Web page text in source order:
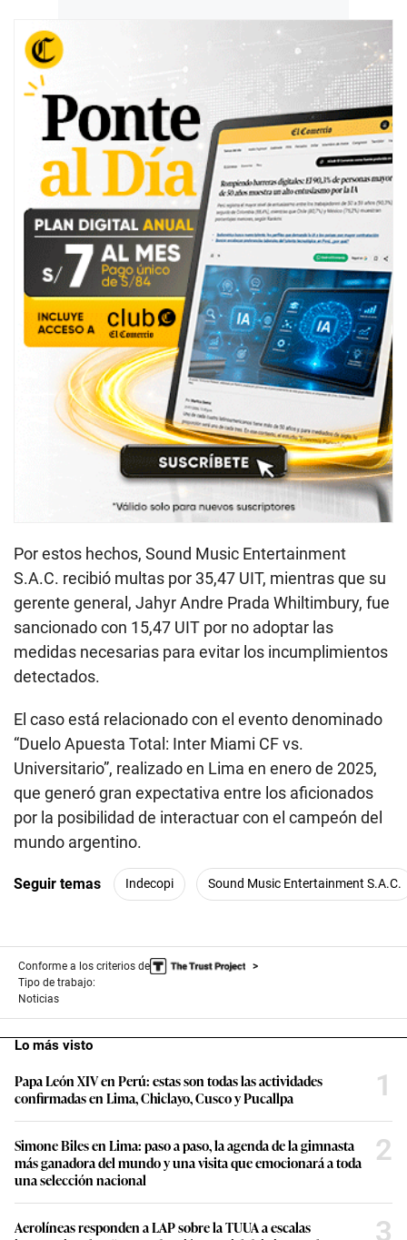
Por estos hechos, Sound Music Entertainment
S.A.C. recibió multas por 35,47 UIT, mientras que su
gerente general, Jahyr Andre Prada Whiltimbury, fue
sancionado con 15,47 UIT por no adoptar las
medidas necesarias para evitar los incumplimientos
detectados.
El caso está relacionado con el evento denominado
“Duelo Apuesta Total: Inter Miami CF vs.
Universitario”, realizado en Lima en enero de 2025,
que generó gran expectativa entre los aficionados
por la posibilidad de interactuar con el campeón del
mundo argentino.
Seguir temas Indecopi Sound Music Entertainment S.A.C.
Conforme a los criterios de
Tipo de trabajo:
Noticias
Lo más visto
Papa León XIV en Perú: estas son todas las actividades
confirmadas en Lima, Chiclayo, Cusco y Pucallpa
1
Simone Biles en Lima: paso a paso, la agenda de la gimnasta
más ganadora del mundo y una visita que emocionará a toda
una selección nacional
2
Aerolíneas responden a LAP sobre la TUUA a escalas
3